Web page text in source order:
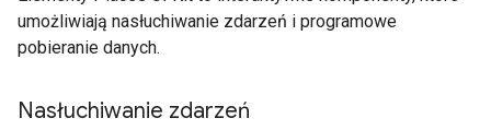
umożliwiają nasłuchiwanie zdarzeń i programowe
pobieranie danych.
Nasłuchiwanie zdarzeń